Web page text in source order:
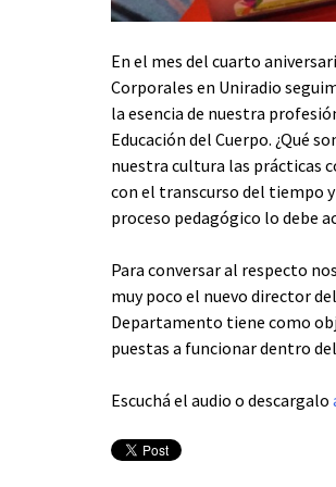
En el mes del cuarto
Corporales en Uniradio
la esencia de nuestra
Educación del Cuerpo. ¿Qué
nuestra cultura las prácticas
con el transcurso del tiempo
proceso pedagógico lo debe
Para conversar al respecto
muy poco el nuevo director
Departamento tiene como
puestas a funcionar dentro
Escuchá el audio o descargalo